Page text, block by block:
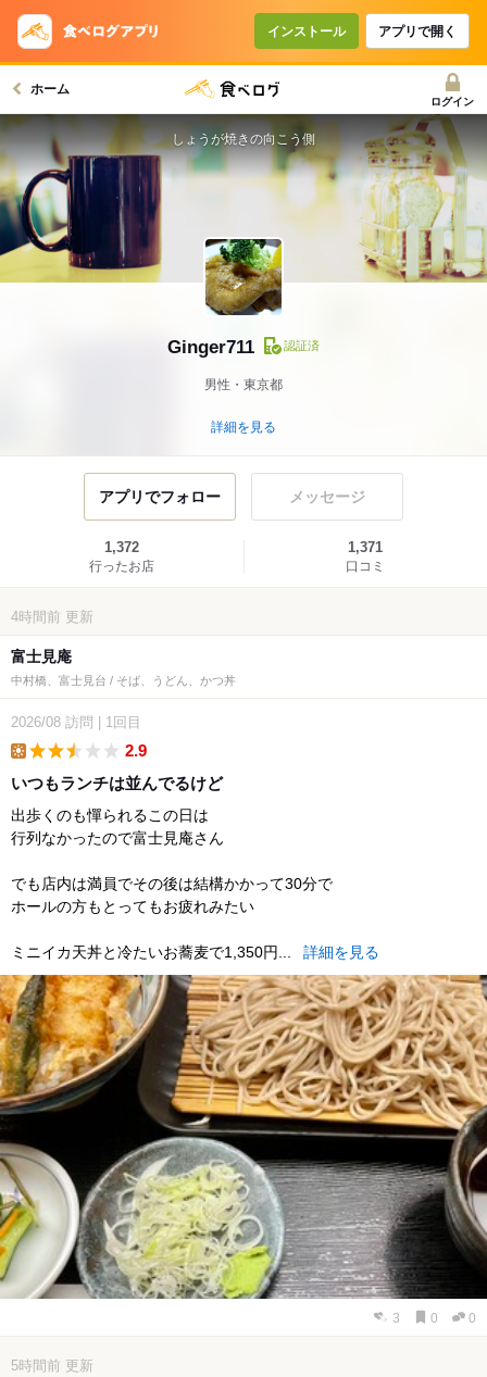
インストール アプリで開く
ホーム
ログイン
Ginger711 認証済
男性・東京都
詳細を見る
しょうが焼きの向こう側
アプリでフォロー メッセージ
1,372
行ったお店
1,371
口コミ
4時間前 更新
富士見庵
中村橋、富士見台 / そば、うどん、かつ丼
2026/08 訪問 1回目
2.9
いつもランチは並んでるけど
出歩くのも憚られるこの日は
行列なかったので富士見庵さん
でも店内は満員でその後は結構かかって30分で
ホールの方もとってもお疲れみたい
ミニイカ天丼と冷たいお蕎麦で1,350円... 詳細を見る
3 0 0
5時間前 更新